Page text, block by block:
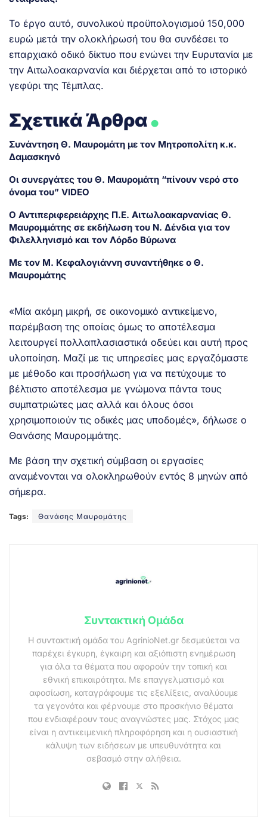
Το έργο αυτό, συνολικού προϋπολογισμού 150,000
ευρώ μετά την ολοκλήρωσή του θα συνδέσει το
επαρχιακό οδικό δίκτυο που ενώνει την Ευρυτανία με
την Αιτωλοακαρνανία και διέρχεται από το ιστορικό
γεφύρι της Τέμπλας.
Σχετικά Άρθρα.
Συνάντηση Θ. Μαυρομάτη με τον Μητροπολίτη κ.κ.
Δαμασκηνό
Οι συνεργάτες του Θ. Μαυρομάτη “πίνουν νερό στο
όνομα του” VIDEO
Ο Αντιπεριφερειάρχης Π.Ε. Αιτωλοακαρνανίας Θ.
Μαυρομμάτης σε εκδήλωση του Ν. Δένδια για τον
Φιλελληνισμό και τον Λόρδο Βύρωνα
Με τον Μ. Κεφαλογιάννη συναντήθηκε ο Θ.
Μαυρομάτης
«Μία ακόμη μικρή, σε οικονομικό αντικείμενο,
παρέμβαση της οποίας όμως το αποτέλεσμα
λειτουργεί πολλαπλασιαστικά οδεύει και αυτή προς
υλοποίηση. Μαζί με τις υπηρεσίες μας εργαζόμαστε
με μέθοδο και προσήλωση για να πετύχουμε το
βέλτιστο αποτέλεσμα με γνώμονα πάντα τους
συμπατριώτες μας αλλά και όλους όσοι
χρησιμοποιούν τις οδικές μας υποδομές», δήλωσε ο
Θανάσης Μαυρομμάτης.
Με βάση την σχετική σύμβαση οι εργασίες
αναμένονται να ολοκληρωθούν εντός 8 μηνών από
σήμερα.
Tags: Θανάσης Μαυρομάτης
Συντακτική Ομάδα
Η συντακτική ομάδα του AgrinioNet.gr δεσμεύεται να
παρέχει έγκυρη, έγκαιρη και αξιόπιστη ενημέρωση
για όλα τα θέματα που αφορούν την τοπική και
εθνική επικαιρότητα. Με επαγγελματισμό και
αφοσίωση, καταγράφουμε τις εξελίξεις, αναλύουμε
τα γεγονότα και φέρνουμε στο προσκήνιο θέματα
που ενδιαφέρουν τους αναγνώστες μας. Στόχος μας
είναι η αντικειμενική πληροφόρηση και η ουσιαστική
κάλυψη των ειδήσεων με υπευθυνότητα και
σεβασμό στην αλήθεια.